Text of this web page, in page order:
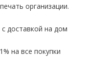
организации.
доставкой на дом
на все покупки